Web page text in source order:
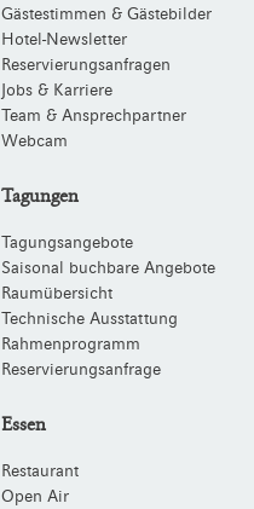
Gästestimmen & Gästebilder
Hotel-Newsletter
Reservierungsanfragen
Jobs & Karriere
Team & Ansprechpartner
Webcam
Tagungen
Tagungsangebote
Saisonal buchbare Angebote
Raumübersicht
Technische Ausstattung
Rahmenprogramm
Reservierungsanfrage
Essen
Restaurant
Open Air